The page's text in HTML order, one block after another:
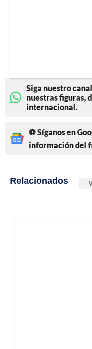
Siga nuestro
nuestras figuras,
internacional.
⚽ Síganos en
información del
Relacionados